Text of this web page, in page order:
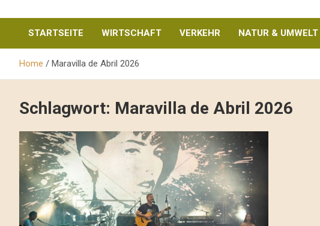
Vogtlandstreicher
STARTSEITE WIRTSCHAFT VERKEHR NATUR & UMWELT
Home Maravilla de Abril 2026
Schlagwort: Maravilla de Abril 2026